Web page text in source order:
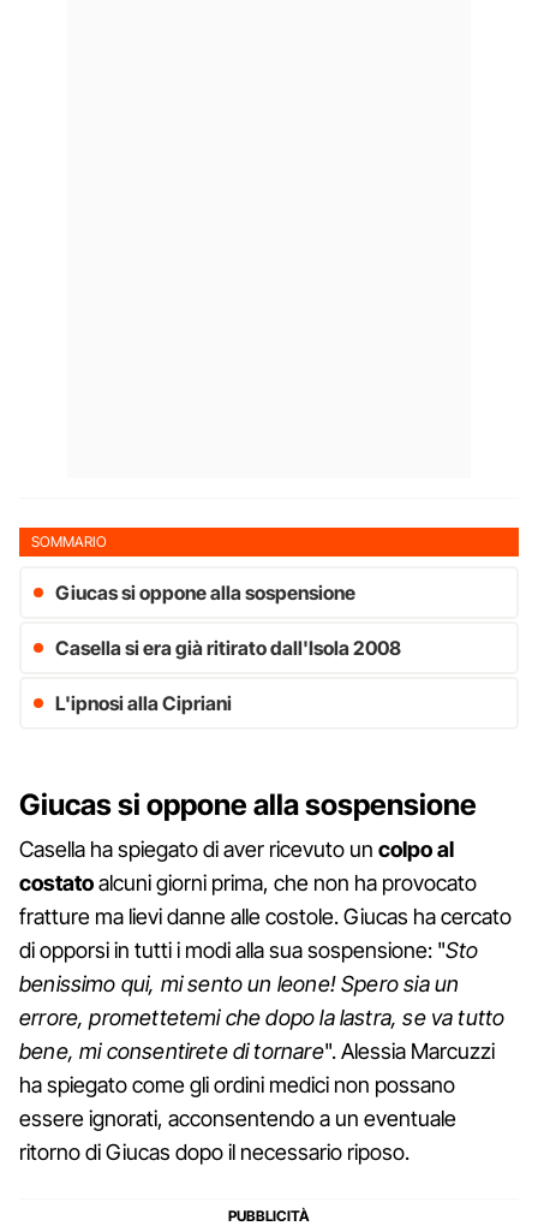
SOMMARIO
Giucas si oppone alla sospensione
Casella si era già ritirato dall'Isola 2008
L'ipnosi alla Cipriani
Giucas si oppone alla sospensione
Casella ha spiegato di aver ricevuto un colpo al
costatoalcuni giorni prima, che non ha provocato
fratture ma lievi danne alle costole. Giucas ha cercato
di opporsi in tutti i modi alla sua sospensione: "Sto
benissimo qui, mi sento un leone! Spero sia un
errore, promettetemi che dopo la lastra, se va tutto
bene, mi consentirete di tornare". Alessia Marcuzzi
ha spiegato come gli ordini medici non possano
essere ignorati, acconsentendo a un eventuale
ritorno di Giucas dopo il necessario riposo.